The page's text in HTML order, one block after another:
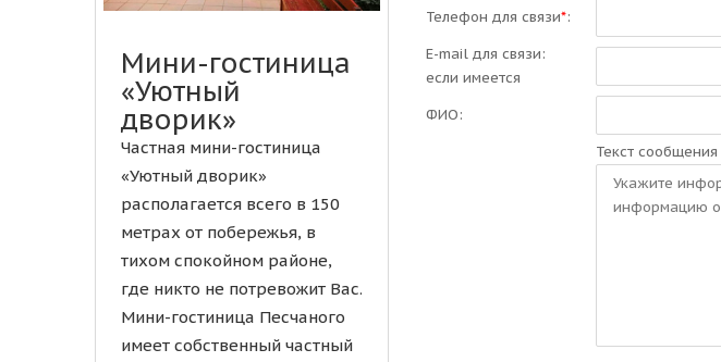
Телефон для связи*:
E-mail для связи:
если имеется
ФИО:
Текст сообщения
Мини-гостиница
«Уютный
дворик»
Частная мини-гостиница
«Уютный дворик»
располагается всего в 150
метрах от побережья, в
тихом спокойном районе,
где никто не потревожит Вас.
Мини-гостиница Песчаного
имеет собственный частный